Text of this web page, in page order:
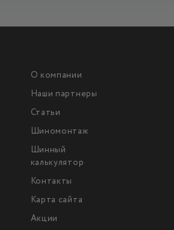
О компании
Наши партнеры
Статьи
Шиномонтаж
Шинный
калькулятор
Контакты
Карта сайта
Акции